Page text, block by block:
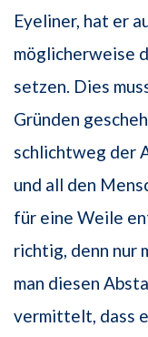
Eyeliner, hat er
möglicherweise
setzen. Dies
Gründen
schlichtweg der
und all den
für eine Weile
richtig, denn nur
man diesen
vermittelt, dass